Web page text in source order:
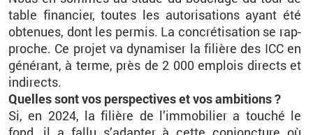
table fi­nan­cier, toutes les au­to­ri­sa­tions ayant été
ob­te­nues, dont les per­mis. La concré­ti­sa­tion se rap­
proche. Ce pro­jet va dy­na­mi­ser la fi­lière des ICC en
gé­né­rant, à terme, près de 2 000 em­plois di­rects et
in­di­rects.
Quelles sont vos pers­pec­tives et vos am­bi­tions ?
Si, en 2024, la fi­lière de l’im­mo­bi­lier a tou­ché le